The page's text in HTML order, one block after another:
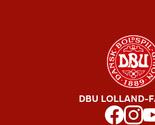
DBU LOLLAND-